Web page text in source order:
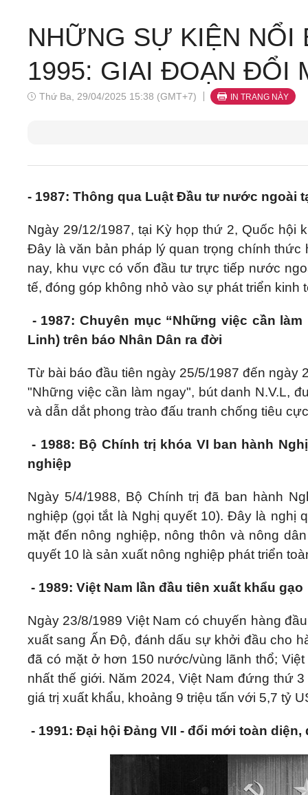
NHỮNG SỰ KIỆN NỔI
1995: GIAI ĐOẠN ĐỔI
Thứ Ba, 29/04/2025 15:38 (GMT+7) IN TRANG NÀY
- 1987: Thông qua Luật Đầu tư nước ngoài
Ngày 29/12/1987, tại Kỳ họp thứ 2, Quốc hội
Đây là văn bản pháp lý quan trọng chính
nay, khu vực có vốn đầu tư trực tiếp nước
tế, đóng góp không nhỏ vào sự phát triển kinh
- 1987: Chuyên mục “Những việc cần
Linh) trên báo Nhân Dân ra đời
Từ bài báo đầu tiên ngày 25/5/1987 đến ngày
"Những việc cần làm ngay", bút danh N.V.L,
và dẫn dắt phong trào đấu tranh chống tiêu
- 1988: Bộ Chính trị khóa VI ban hành
nghiệp
Ngày 5/4/1988, Bộ Chính trị đã ban hành
nghiệp (gọi tắt là Nghị quyết 10). Đây là nghị
mặt đến nông nghiệp, nông thôn và nông
quyết 10 là sản xuất nông nghiệp phát triển
- 1989: Việt Nam lần đầu tiên xuất khẩu gạo
Ngày 23/8/1989 Việt Nam có chuyến hàng
xuất sang Ấn Độ, đánh dấu sự khởi đầu cho
đã có mặt ở hơn 150 nước/vùng lãnh thổ;
nhất thế giới. Năm 2024, Việt Nam đứng thứ
giá trị xuất khẩu, khoảng 9 triệu tấn với 5,7 tỷ
- 1991: Đại hội Đảng VII - đổi mới toàn